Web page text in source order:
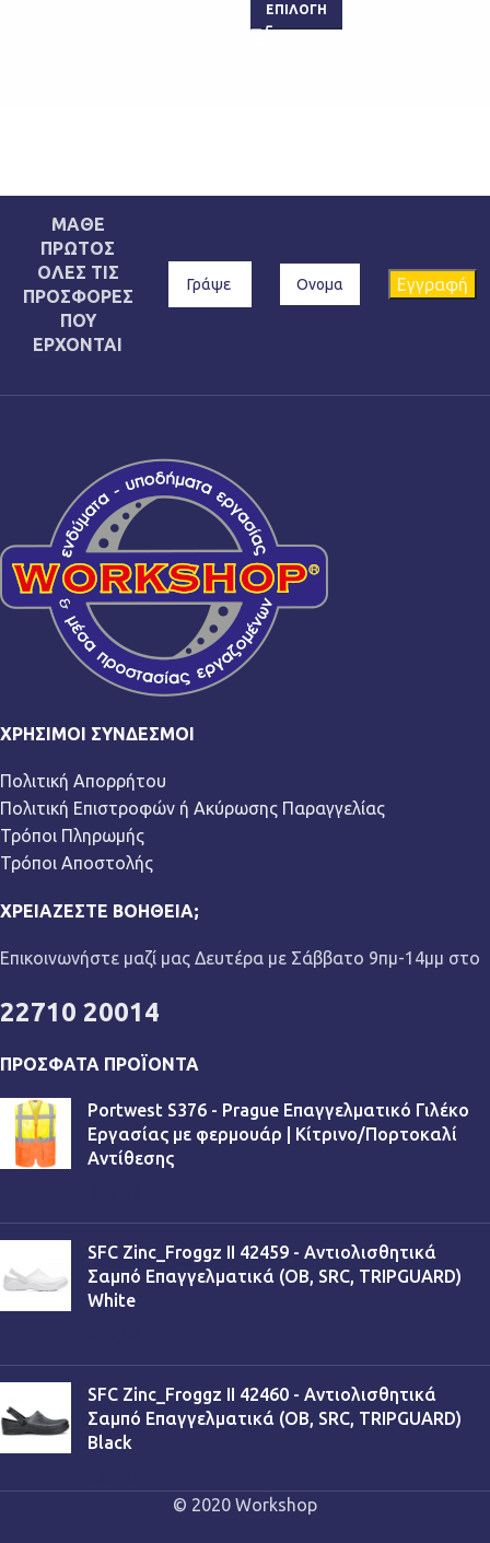
ΕΠΙΛΟΓΉ
ΜΑΘΕ
ΠΡΩΤΟΣ
ΟΛΕΣ ΤΙΣ
ΠΡΟΣΦΟΡΕΣ
ΠΟΥ
ΕΡΧΟΝΤΑΙ
ΧΡΉΣΙΜΟΙ ΣΎΝΔΕΣΜΟΙ
Πολιτική Απορρήτου
Πολιτική Επιστροφών ή Ακύρωσης Παραγγελίας
Τρόποι Πληρωμής
Τρόποι Αποστολής
ΧΡΕΙΆΖΕΣΤΕ ΒΟΉΘΕΙΑ;
Επικοινωνήστε μαζί μας Δευτέρα με Σάββατο 9πμ-14μμ στο
22710 20014
ΠΡΌΣΦΑΤΑ ΠΡΟΪΌΝΤΑ
Portwest S376 - Prague Επαγγελματικό Γιλέκο
Εργασίας με φερμουάρ | Κίτρινο/Πορτοκαλί
Αντίθεσης
SFC Zinc_Froggz II 42459 - Αντιολισθητικά
Σαμπό Επαγγελματικά (OB, SRC, TRIPGUARD)
White
SFC Zinc_Froggz II 42460 - Αντιολισθητικά
Σαμπό Επαγγελματικά (OB, SRC, TRIPGUARD)
Black
© 2020 Workshop